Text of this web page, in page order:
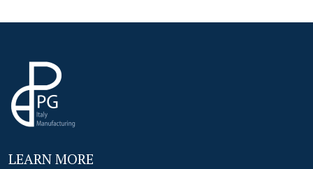
LEARN MORE